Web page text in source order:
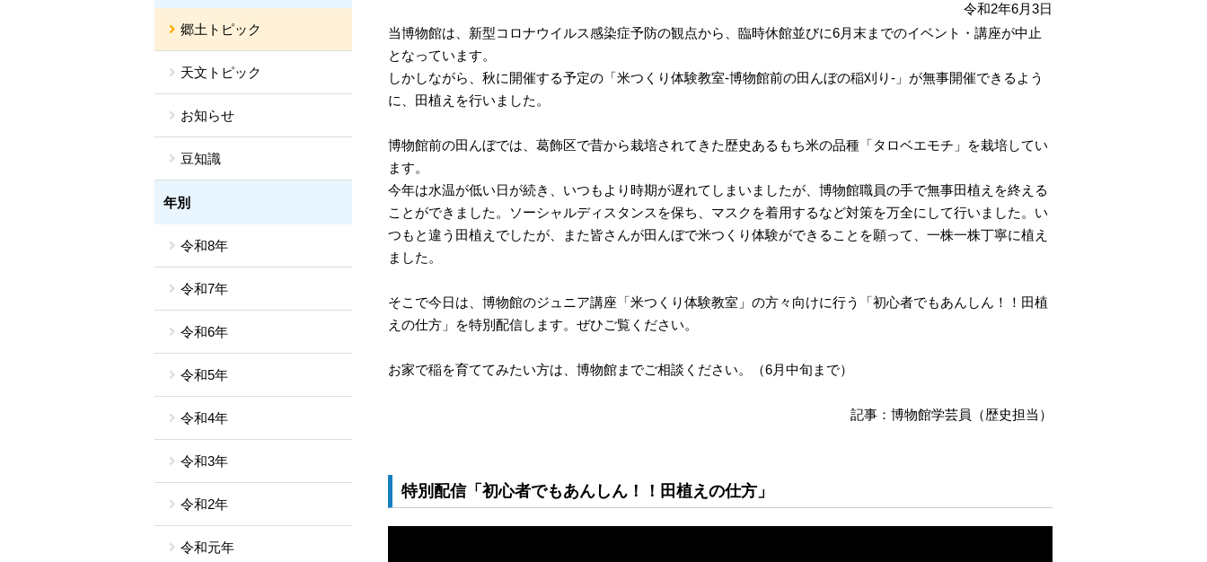
郷土トピック
天文トピック
お知らせ
豆知識
年別
令和8年
令和7年
令和6年
令和5年
令和4年
令和3年
令和2年
令和元年
令和2年6月3日
当博物館は、新型コロナウイルス感染症予防の観点から、臨時休館並びに6月末までのイベント・講座が中止
となっています。
しかしながら、秋に開催する予定の「米つくり体験教室-博物館前の田んぼの稲刈り-」が無事開催できるよう
に、田植えを行いました。
博物館前の田んぼでは、葛飾区で昔から栽培されてきた歴史あるもち米の品種「タロベエモチ」を栽培してい
ます。
今年は水温が低い日が続き、いつもより時期が遅れてしまいましたが、博物館職員の手で無事田植えを終える
ことができました。ソーシャルディスタンスを保ち、マスクを着用するなど対策を万全にして行いました。い
つもと違う田植えでしたが、また皆さんが田んぼで米つくり体験ができることを願って、一株一株丁寧に植え
ました。
そこで今日は、博物館のジュニア講座「米つくり体験教室」の方々向けに行う「初心者でもあんしん！！田植
えの仕方」を特別配信します。ぜひご覧ください。
お家で稲を育ててみたい方は、博物館までご相談ください。（6月中旬まで）
記事：博物館学芸員（歴史担当）
特別配信「初心者でもあんしん！！田植えの仕方」